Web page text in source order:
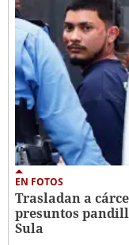
EN FOTOS
Trasladan a
presuntos
Sula